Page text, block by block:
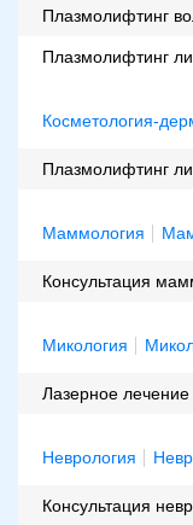
Плазмолифтинг
Плазмолифтинг
Косметология-
Плазмолифтинг
Маммология
Консультация
Микология
Лазерное лечение
Неврология
Консультация